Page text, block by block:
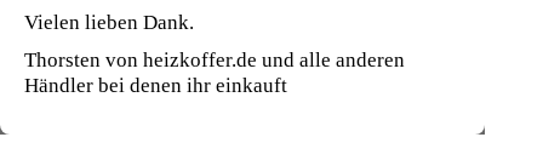
Vielen lieben Dank.
Thorsten von heizkoffer.de und alle anderen
Händler bei denen ihr einkauft